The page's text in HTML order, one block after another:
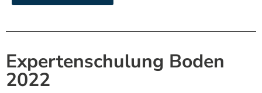
Expertenschulung Boden
2022